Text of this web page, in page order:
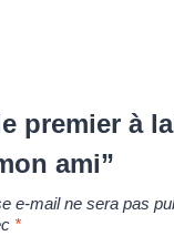
premier à
ami”
e-mail ne sera pas
*